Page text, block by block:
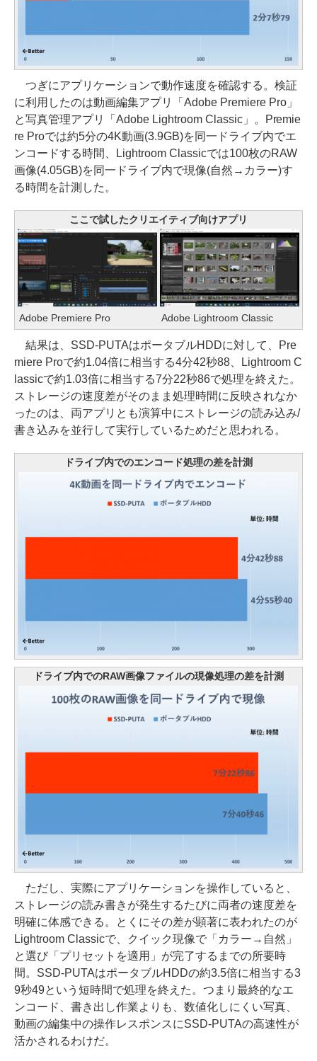
つぎにアプリケーションで動作速度を確認する。検証
に利用したのは動画編集アプリ「Adobe Premiere Pro」
と写真管理アプリ「Adobe Lightroom Classic」。Premie
re Proでは約5分の4K動画(3.9GB)を同一ドライブ内でエ
ンコードする時間、Lightroom Classicでは100枚のRAW
画像(4.05GB)を同一ドライブ内で現像(自然→カラー)す
る時間を計測した。
ここで試したクリエイティブ向けアプリ
Adobe Premiere Pro Adobe Lightroom Classic
結果は、SSD-PUTAはポータブルHDDに対して、Pre
miere Proで約1.04倍に相当する4分42秒88、Lightroom C
lassicで約1.03倍に相当する7分22秒86で処理を終えた。
ストレージの速度差がそのまま処理時間に反映されなか
ったのは、両アプリとも演算中にストレージの読み込み/
書き込みを並行して実行しているためだと思われる。
ドライブ内でのエンコード処理の差を計測
ドライブ内でのRAW画像ファイルの現像処理の差を計測
ただし、実際にアプリケーションを操作していると、
ストレージの読み書きが発生するたびに両者の速度差を
明確に体感できる。とくにその差が顕著に表われたのが
Lightroom Classicで、クイック現像で「カラー→自然」
と選び「プリセットを適用」が完了するまでの所要時
間。SSD-PUTAはポータブルHDDの約3.5倍に相当する3
9秒49という短時間で処理を終えた。つまり最終的なエ
ンコード、書き出し作業よりも、数値化しにくい写真、
動画の編集中の操作レスポンスにSSD-PUTAの高速性が
活かされるわけだ。